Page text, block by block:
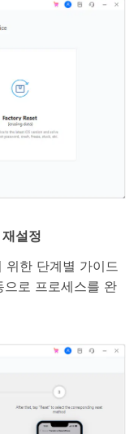
설정
위한 단계별 가이드
로 프로세스를 완